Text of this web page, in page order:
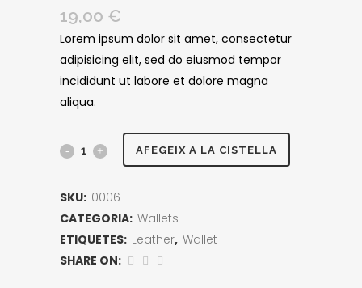
19,00 €
Lorem ipsum dolor sit amet, consectetur
adipisicing elit, sed do eiusmod tempor
incididunt ut labore et dolore magna
aliqua.
AFEGEIX A LA CISTELLA
SKU: 0006
CATEGORIA: Wallets
ETIQUETES: Leather, Wallet
SHARE ON: